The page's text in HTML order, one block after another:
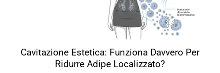
Cavitazione Estetica: Funziona Davvero Per
Ridurre Adipe Localizzato?